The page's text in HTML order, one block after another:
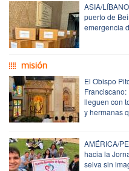
ASIA/
puerto de
emergencia
misión
El Obispo
lleguen con
y hermanas
AMÉRICA/
hacia la
selva sin